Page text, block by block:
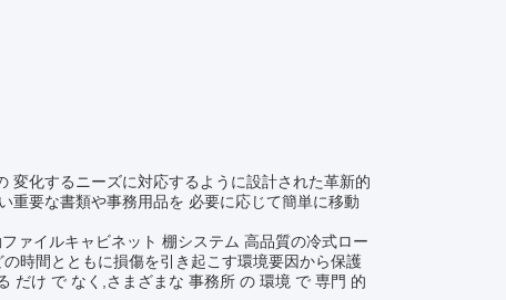
変化するニーズに対応するように設計された革新的
重要な書類や事務用品を 必要に応じて簡単に移動
ァイルキャビネット 棚システム 高品質の冷式ロー
時間とともに損傷を引き起こす環境要因から保護
だけ で なく,さまざまな 事務所 の 環境 で 専門 的